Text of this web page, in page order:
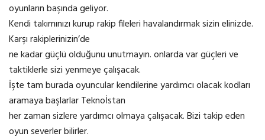
oyunların başında geliyor.
Kendi takımınızı kurup rakip fileleri havalandırmak sizin elinizde.
Karşı rakiplerinizin’de
ne kadar güçlü olduğunu unutmayın. onlarda var güçleri ve
taktiklerle sizi yenmeye çalışacak.
İşte tam burada oyuncular kendilerine yardımcı olacak kodları
aramaya başlarlar Teknoİstan
her zaman sizlere yardımcı olmaya çalışacak. Bizi takip eden
oyun severler bilirler.